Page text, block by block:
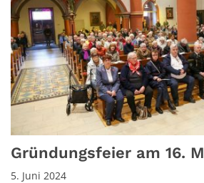
Gründungsfeier am 16.
5. Juni 2024